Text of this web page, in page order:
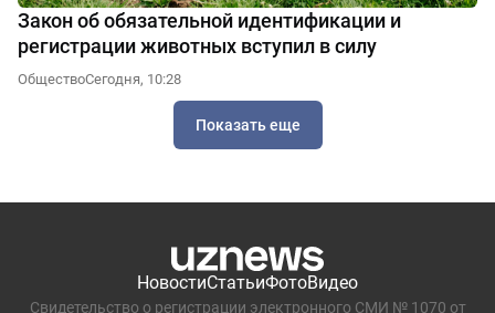
Закон об обязательной идентификации и
регистрации животных вступил в силу
ОбществоСегодня, 10:28
Показать еще
НовостиСтатьиФотоВидео
Свидетельство о регистрации электронного СМИ № 1070 от